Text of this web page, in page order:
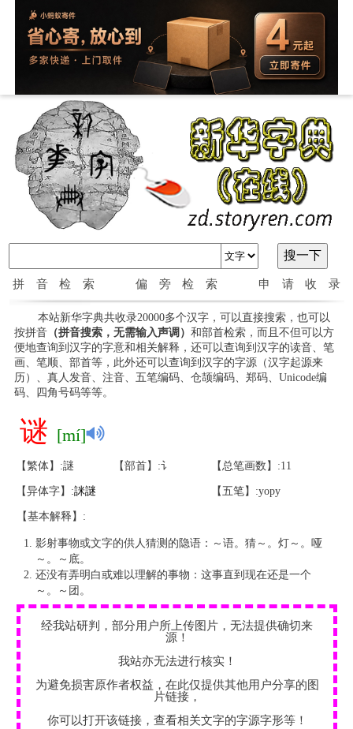
拼音检索 偏旁检索 申请收录
本站新华字典共收录20000多个汉字，可以直接搜索，也可以
按拼音（拼音搜索，无需输入声调） 和部首检索，而且不但可以方
便地查询到汉字的字意和相关解释，还可以查询到汉字的读音、笔
画、笔顺、部首等，此外还可以查询到汉字的字源（汉字起源来
历）、真人发音、注音、五笔编码、仓颉编码、郑码、Unicode编
码、四角号码等等。
谜 [mí]
【繁体】:謎 【部首】:讠 【总笔画数】:11
【异体字】:詸謎 【五笔】:yopy
【基本解释】:
影射事物或文字的供人猜测的隐语：～语。猜～。灯～。哑
～。～底。
还没有弄明白或难以理解的事物：这事直到现在还是一个
～。～团。
经我站研判，部分用户所上传图片，无法提供确切来
源！
我站亦无法进行核实！
为避免损害原作者权益，在此仅提供其他用户分享的图
片链接，
你可以打开该链接，查看相关文字的字源字形等！